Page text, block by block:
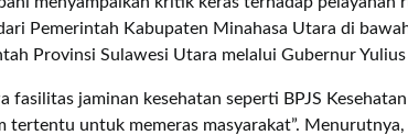
Pemerintah Kabupaten Minahasa Utara di
Provinsi Sulawesi Utara melalui Gubernur Yulius
fasilitas jaminan kesehatan seperti BPJS
tertentu untuk memeras masyarakat”.